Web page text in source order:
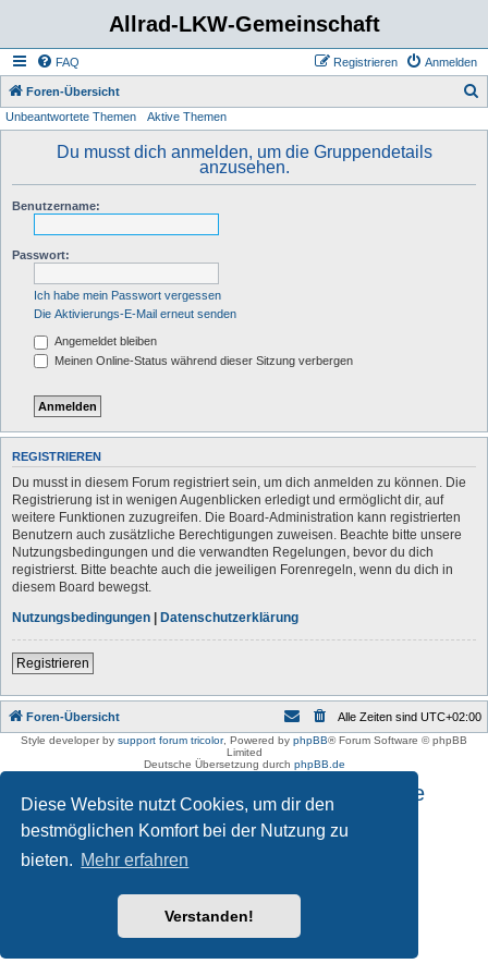
Diese Website nutzt Cookies, um dir den
bestmöglichen Komfort bei der Nutzung zu
bieten. Mehr erfahren
Verstanden!
Allrad-LKW-Gemeinschaft
FAQ Anmelden
Registrieren
Foren-Übersicht
Unbeantwortete Themen Aktive Themen
Du musst dich anmelden, um die Gruppendetails
anzusehen.
Benutzername:
Passwort:
Ich habe mein Passwort vergessen
Die Aktivierungs-E-Mail erneut senden
Angemeldet bleiben
Meinen Online-Status während dieser Sitzung verbergen
REGISTRIEREN
Du musst in diesem Forum registriert sein, um dich anmelden zu können. Die
Registrierung ist in wenigen Augenblicken erledigt und ermöglicht dir, auf
weitere Funktionen zuzugreifen. Die Board-Administration kann registrierten
Benutzern auch zusätzliche Berechtigungen zuweisen. Beachte bitte unsere
Nutzungsbedingungen und die verwandten Regelungen, bevor du dich
registrierst. Bitte beachte auch die jeweiligen Forenregeln, wenn du dich in
diesem Board bewegst.
Nutzungsbedingungen | Datenschutzerklärung
Registrieren
Foren-Übersicht Alle Zeiten sind UTC+02:00
Style developer by support forum tricolor, Powered by phpBB® Forum Software © phpBB
Limited
Deutsche Übersetzung durch phpBB.de
Impressum und Datenschutzhinweise